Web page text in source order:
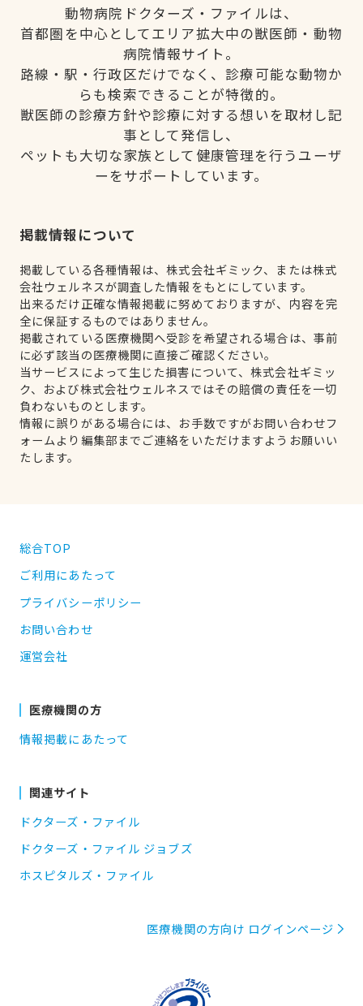
動物病院ドクターズ・ファイルは、
首都圏を中心としてエリア拡大中の獣医師・動物
病院情報サイト。
路線・駅・行政区だけでなく、診療可能な動物か
らも検索できることが特徴的。
獣医師の診療方針や診療に対する想いを取材し記
事として発信し、
ペットも大切な家族として健康管理を行うユーザ
ーをサポートしています。
掲載情報について
掲載している各種情報は、株式会社ギミック、または株式
会社ウェルネスが調査した情報をもとにしています。
出来るだけ正確な情報掲載に努めておりますが、内容を完
全に保証するものではありません。
掲載されている医療機関へ受診を希望される場合は、事前
に必ず該当の医療機関に直接ご確認ください。
当サービスによって生じた損害について、株式会社ギミッ
ク、および株式会社ウェルネスではその賠償の責任を一切
負わないものとします。
情報に誤りがある場合には、お手数ですがお問い合わせフ
ォームより編集部までご連絡をいただけますようお願いい
たします。
総合TOP
ご利用にあたって
プライバシーポリシー
お問い合わせ
運営会社
医療機関の方
情報掲載にあたって
関連サイト
ドクターズ・ファイル
ドクターズ・ファイル ジョブズ
ホスピタルズ・ファイル
医療機関の方向け ログインページ